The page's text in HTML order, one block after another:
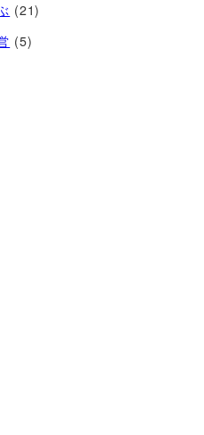
(21)
(5)